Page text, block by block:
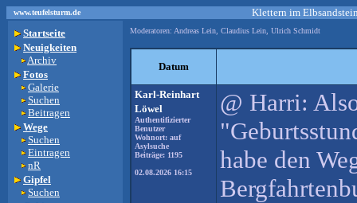
www.teufelsturm.de
Klettern im
Startseite
Neuigkeiten
Archiv
Fotos
Galerie
Suchen
Beitragen
Wege
Suchen
Eintragen
nR
Gipfel
Suchen
Moderatoren: Andreas Lein, Claudius Lein, Ulrich Schmidt
Datum
Karl-Reinhart
Löwel
Authentifizierter
Benutzer
Wohnort: auf
Asylsuche
Beiträge: 1195
02.08.2026 16:15
@ Harri:
habe den